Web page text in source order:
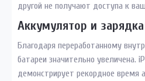
другой не получают доступа к
Аккумулятор и зарядка
Благодаря переработанному
батареи значительно увеличена.
демонстрирует рекордное время